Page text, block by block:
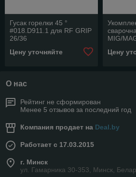
Гусак горелки 45 °
#018.D911.1 для RF GRIP
26/36
Цену уточняйте
MIG/
26/36
Цену
О нас
Рейтинг не сформирован
Менее 5 отзывов за последний год
Компания продает на Deal.by
Работает с 17.03.2015
г. Минск
ул. Гамарника 30-353, Минск,